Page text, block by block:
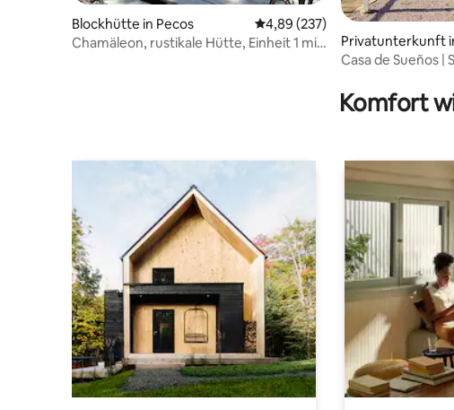
Blockhütte in Pecos Durchschnittliche Bewertung:
4,89 (237)
Chamäleon, rustikale Hütte, Einheit 1 mit
Privatunterkunft
Casa de Sueños |
Komfort